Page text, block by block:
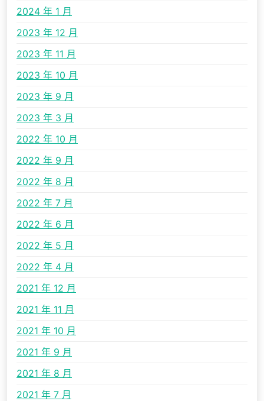
2024 年 1 月
2023 年 12 月
2023 年 11 月
2023 年 10 月
2023 年 9 月
2023 年 3 月
2022 年 10 月
2022 年 9 月
2022 年 8 月
2022 年 7 月
2022 年 6 月
2022 年 5 月
2022 年 4 月
2021 年 12 月
2021 年 11 月
2021 年 10 月
2021 年 9 月
2021 年 8 月
2021 年 7 月